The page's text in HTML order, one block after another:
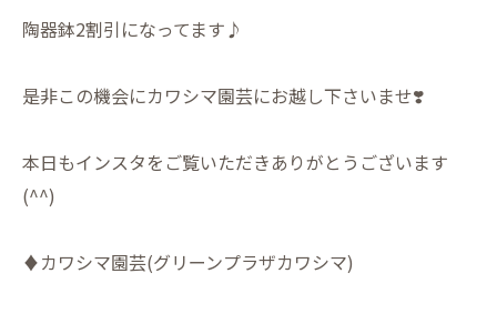
陶器鉢2割引になってます♪
是非この機会にカワシマ園芸にお越し下さいませ❣️
本日もインスタをご覧いただきありがとうございます
(^^)
♦︎カワシマ園芸(グリーンプラザカワシマ)